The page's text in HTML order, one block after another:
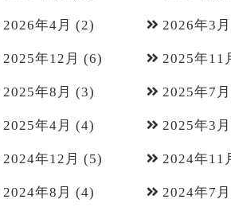
2026年4月 (2) 2026年3月
2025年12月 (6) 2025年11
2025年8月 (3) 2025年7月
2025年4月 (4) 2025年3月
2024年12月 (5) 2024年11
2024年8月 (4) 2024年7月